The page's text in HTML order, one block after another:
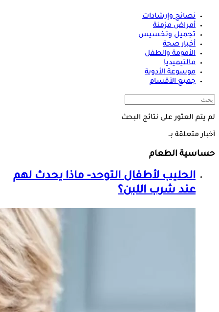
نصائح وإرشادات
أمراض مزمنة
تجميل وتخسيس
أخبار صحة
الأمومة والطفل
مالتيميديا
موسوعة الأدوية
جميع الأقسام
لم يتم العثور على نتائج البحث
أخبار متعلقة بــ
حساسية الطعام
الحليب لأطفال التوحد- ماذا يحدث لهم
عند شرب اللبن؟